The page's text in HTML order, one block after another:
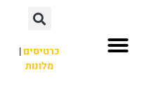
כרטיסים|
מלונות